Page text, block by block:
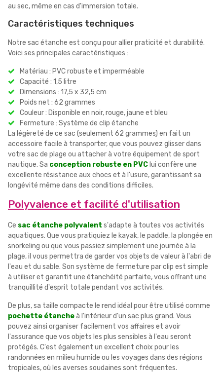
au sec, même en cas d'immersion totale.
Caractéristiques techniques
Notre sac étanche est conçu pour allier praticité et durabilité.
Voici ses principales caractéristiques :
Matériau : PVC robuste et imperméable
Capacité : 1,5 litre
Dimensions : 17,5 x 32,5 cm
Poids net : 62 grammes
Couleur : Disponible en noir, rouge, jaune et bleu
Fermeture : Système de clip étanche
La légèreté de ce sac (seulement 62 grammes) en fait un
accessoire facile à transporter, que vous pouvez glisser dans
votre sac de plage ou attacher à votre équipement de sport
nautique. Sa conception robuste en PVC lui confère une
excellente résistance aux chocs et à l'usure, garantissant sa
longévité même dans des conditions difficiles.
Polyvalence et facilité d'utilisation
Ce sac étanche polyvalent s'adapte à toutes vos activités
aquatiques. Que vous pratiquiez le kayak, le paddle, la plongée en
snorkeling ou que vous passiez simplement une journée à la
plage, il vous permettra de garder vos objets de valeur à l'abri de
l'eau et du sable. Son système de fermeture par clip est simple
à utiliser et garantit une étanchéité parfaite, vous offrant une
tranquillité d'esprit totale pendant vos activités.
De plus, sa taille compacte le rend idéal pour être utilisé comme
pochette étancheà l'intérieur d'un sac plus grand. Vous
pouvez ainsi organiser facilement vos affaires et avoir
l'assurance que vos objets les plus sensibles à l'eau seront
protégés. C'est également un excellent choix pour les
randonnées en milieu humide ou les voyages dans des régions
tropicales, où les averses soudaines sont fréquentes.